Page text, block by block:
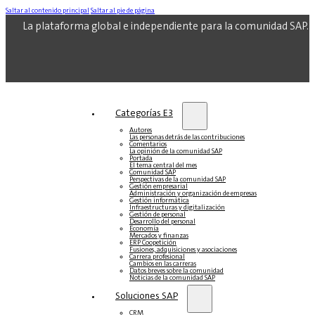
Saltar al contenido principal Saltar al pie de página
La plataforma global e independiente para la comunidad SAP.
Categorías E3
Autores
Las personas detrás de las contribuciones
Comentarios
La opinión de la comunidad SAP
Portada
El tema central del mes
Comunidad SAP
Perspectivas de la comunidad SAP
Gestión empresarial
Administración y organización de empresas
Gestión informática
Infraestructuras y digitalización
Gestión de personal
Desarrollo del personal
Economía
Mercados y finanzas
ERP Coopetición
Fusiones, adquisiciones y asociaciones
Carrera profesional
Cambios en las carreras
Datos breves sobre la comunidad
Noticias de la comunidad SAP
Soluciones‎‎ SAP
CRM